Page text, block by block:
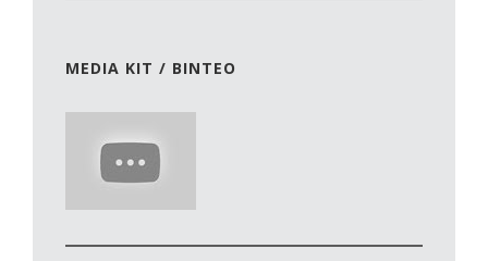
MEDIA KIT / ΒΙΝΤΕΟ